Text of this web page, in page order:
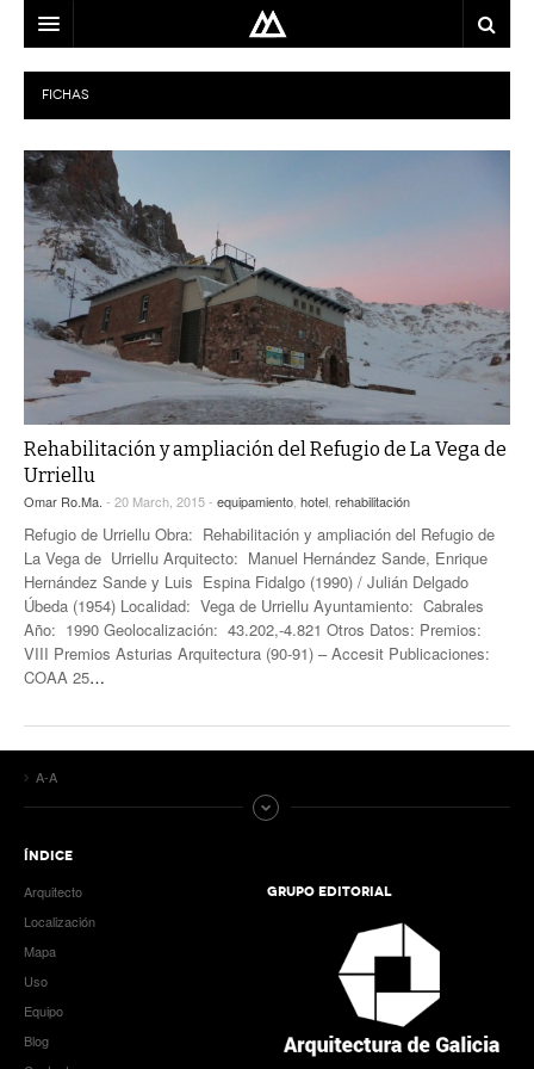
ARQUITECTO
LOCALIZACIÓN
MAPA
USO
EQUIPO
BLOG
CONTACTO
FICHAS
Rehabilitación y ampliación del Refugio de La Vega de
Urriellu
Omar Ro.Ma. - 20 March, 2015 - equipamiento hotel rehabilitación
Refugio de Urriellu Obra: Rehabilitación y ampliación del Refugio de
La Vega de Urriellu Arquitecto: Manuel Hernández Sande, Enrique
Hernández Sande y Luis Espina Fidalgo (1990) / Julián Delgado
Úbeda (1954) Localidad: Vega de Urriellu Ayuntamiento: Cabrales
Año: 1990 Geolocalización: 43.202,-4.821 Otros Datos: Premios:
VIII Premios Asturias Arquitectura (90-91) – Accesit Publicaciones:
COAA 25…
A-A
ÍNDICE
Arquitecto
Localización
Mapa
Uso
Equipo
Blog
GRUPO EDITORIAL